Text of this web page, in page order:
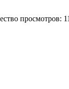
просмотров: